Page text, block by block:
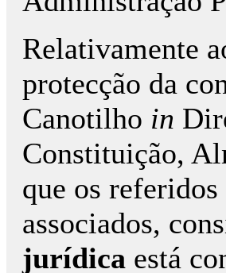
Relativamente
protecção da
Canotilho in
Constituição,
que os
associados,
jurídica está